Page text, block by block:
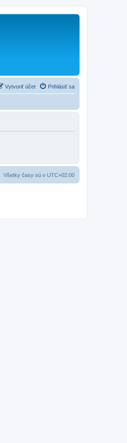
Prihlásiť sa
Vytvoriť účet
Všetky časy sú v UTC+02:00